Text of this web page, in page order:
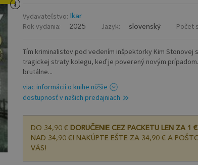
Vydavateľstvo: Ikar
Rok vydania: 2025 Jazyk: slovenský Počet
Tím kriminalistov pod vedením inšpektorky Kim Stonovej
tragickej straty kolegu, keď je poverený novým
brutálne...
viac informácií o knihe nižšie
dostupnosť v našich predajniach
DO 34,90 € DORUČENIE CEZ PACKETU LEN ZA 1
NAD 34,90 €! NAKÚPTE EŠTE ZA 34,90 € A
VÁS!